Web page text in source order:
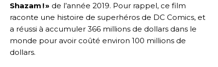
Shazam ! » de l’année 2019. Pour rappel, ce film
raconte une histoire de superhéros de DC Comics, et
a réussi à accumuler 366 millions de dollars dans le
monde pour avoir coûté environ 100 millions de
dollars.